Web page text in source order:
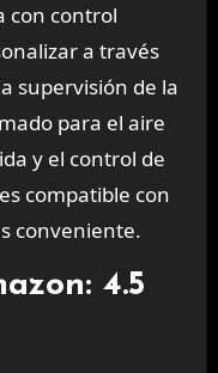
con control
a través
supervisión de la
para el aire
y el control de
compatible con
conveniente.
4.5